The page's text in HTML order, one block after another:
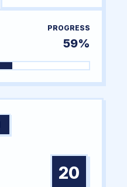
PROGRESS
59%
20